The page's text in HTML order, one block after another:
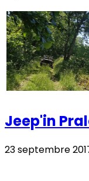
Jeep'in
23 septembre